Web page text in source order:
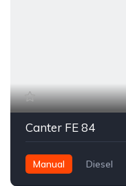
Canter FE 84
Manual Diesel